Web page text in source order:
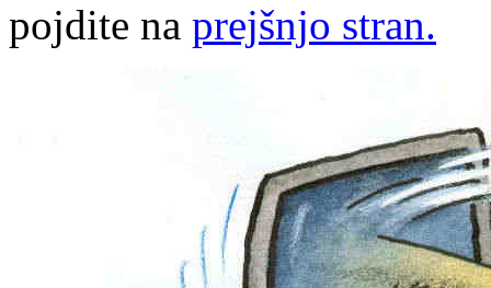
pojdite na prejšnjo stran.